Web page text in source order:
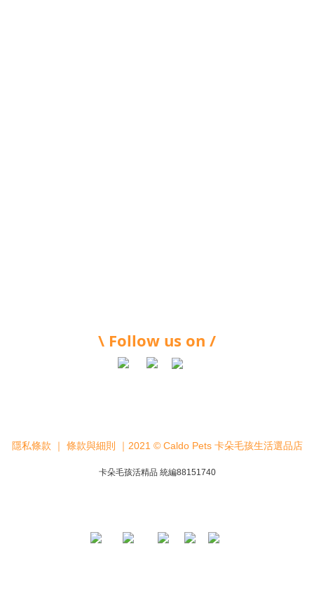
\ Follow us on /
隱私條款 ｜ 條款與細則 ｜2021 © Caldo Pets 卡朵毛孩生活選品店
卡朵毛孩活精品 統編88151740